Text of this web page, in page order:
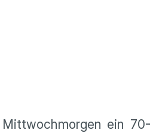
ein 70-